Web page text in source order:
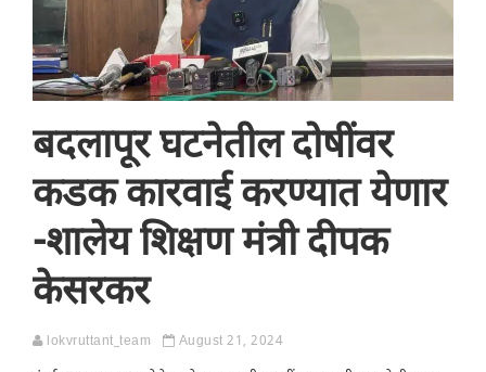
बदलापूर घटनेतील दोषींवर
कडक कारवाई करण्यात येणार
-शालेय शिक्षण मंत्री दीपक
केसरकर
lokvruttant_team August 21, 2024